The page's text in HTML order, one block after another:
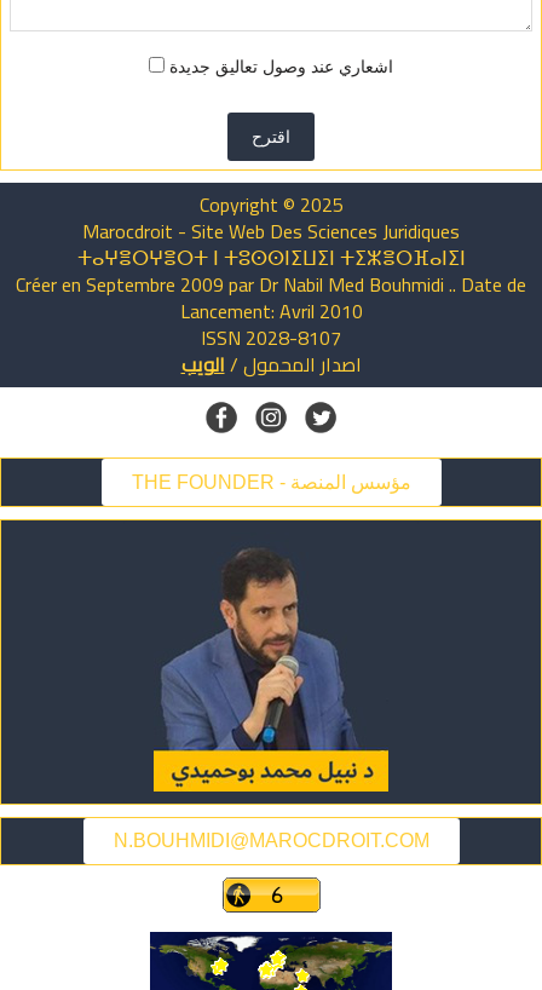
اشعاري عند وصول تعاليق جديدة
اقترح
Copyright © 2025
Marocdroit - Site Web Des Sciences Juridiques
ⵜⴰⵖⴻⵔⵖⴻⵔⵜ ⵏ ⵜⵓⵙⵙⵏⵉⵡⵉⵏ ⵜⵉⵣⴻⵔⴼⴰⵏⵉⵏ
Créer en Septembre 2009 par Dr Nabil Med Bouhmidi .. Date de
Lancement: Avril 2010
ISSN 2028-8107
اصدار المحمول/الويب
THE FOUNDER - مؤسس المنصة
N.BOUHMIDI@MAROCDROIT.COM